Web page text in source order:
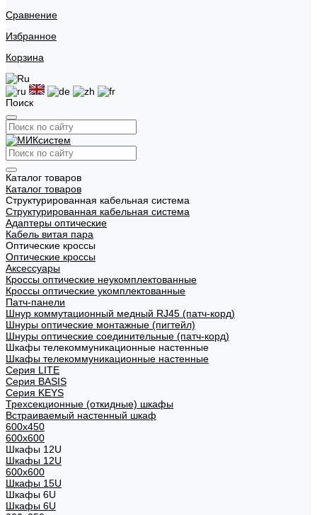
Сравнение
Избранное
Корзина
Поиск
Каталог товаров
Каталог товаров
Структурированная кабельная система
Структурированная кабельная система
Адаптеры оптические
Кабель витая пара
Оптические кроссы
Оптические кроссы
Аксессуары
Кроссы оптические неукомплектованные
Кроссы оптические укомплектованные
Патч-панели
Шнур коммутационный медный RJ45 (патч-корд)
Шнуры оптические монтажные (пигтейл)
Шнуры оптические соединительные (патч-корд)
Шкафы телекоммуникационные настенные
Шкафы телекоммуникационные настенные
Cерия LITE
Cерия BASIS
Cерия KEYS
Трехсекционные (откидные) шкафы
Встраиваемый настенный шкаф
600x450
600x600
Шкафы 12U
Шкафы 12U
600x600
Шкафы 15U
Шкафы 6U
Шкафы 6U